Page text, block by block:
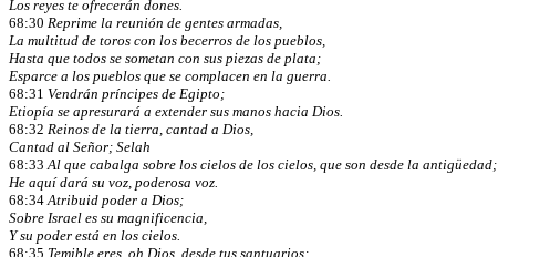
Los reyes te ofrecerán dones.
68:30 Reprime la reunión de gentes armadas,
La multitud de toros con los becerros de los pueblos,
Hasta que todos se sometan con sus piezas de plata;
Esparce a los pueblos que se complacen en la guerra.
68:31 Vendrán príncipes de Egipto;
Etiopía se apresurará a extender sus manos hacia Dios.
68:32 Reinos de la tierra, cantad a Dios,
Cantad al Señor; Selah
68:33Al que cabalga sobre los cielos de los cielos, que son desde la antigüedad;
He aquí dará su voz, poderosa voz.
68:34Atribuid poder a Dios;
Sobre Israel es su magnificencia,
Y su poder está en los cielos.
68:35 Temible eres, oh Dios, desde tus santuarios;